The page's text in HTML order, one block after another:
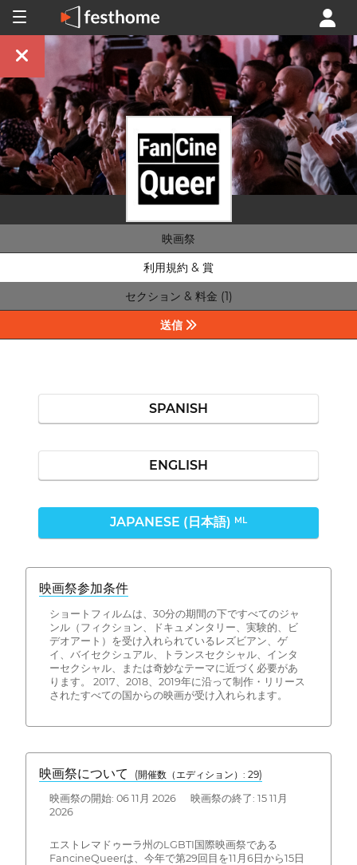
映画祭
利用規約 & 賞
セクション & 料金 (1)
送信
SPANISH
ENGLISH
JAPANESE (日本語) ML
映画祭参加条件
ショートフィルムは、30分の期間の下ですべてのジャ
ンル（フィクション、ドキュメンタリー、実験的、ビ
デオアート）を受け入れられているレズビアン、ゲ
イ、バイセクシュアル、トランスセクシャル、インタ
ーセクシャル、または奇妙なテーマに近づく必要があ
ります。 2017、2018、2019年に沿って制作・リリース
されたすべての国からの映画が受け入れられます。
映画祭について (開催数（エディション）: 29)
映画祭の開始: 06 11月 2026 映画祭の終了: 15 11月
2026
エストレマドゥーラ州のLGBTI国際映画祭である
FancineQueerは、今年で第29回目を11月6日から15日